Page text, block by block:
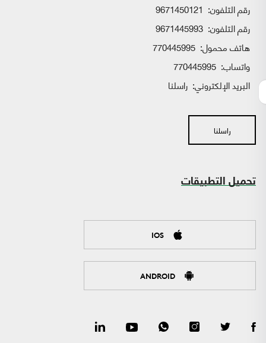
رقم التلفون: 9671450121
رقم التلفون: 9671445993
هاتف محمول: 770445995
واتساب:
البريد الإلكتروني: راسلنا
راسلنا
تحميل التطبيقات
IOS
ANDROID